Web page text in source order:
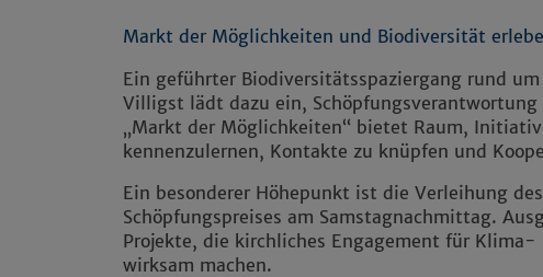
Markt der Möglichkeiten und Biodiversität
Ein geführter Biodiversitätsspaziergang rund
Villigst lädt dazu ein,
„Markt der Möglichkeiten“ bietet Raum,
kennenzulernen, Kontakte zu knüpfen und
Ein besonderer Höhepunkt ist die Verleihung
Schöpfungspreises am Samstagnachmittag.
Projekte, die kirchliches Engagement für
wirksam machen.